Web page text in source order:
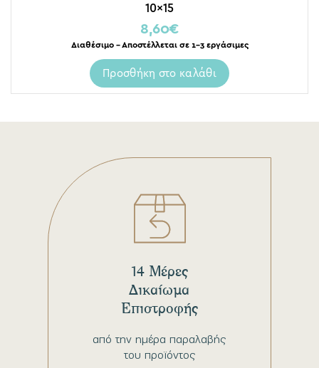
10×15
8,60€
Διαθέσιμο – Αποστέλλεται σε 1-3 εργάσιμες
Προσθήκη στο καλάθι
από την ημέρα παραλαβής
του προϊόντος
14 Μέρες
Δικαίωμα
Επιστροφής